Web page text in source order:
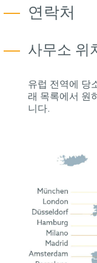
연락처
사무소 위
유럽 전역에 당
래 목록에서 원
니다.